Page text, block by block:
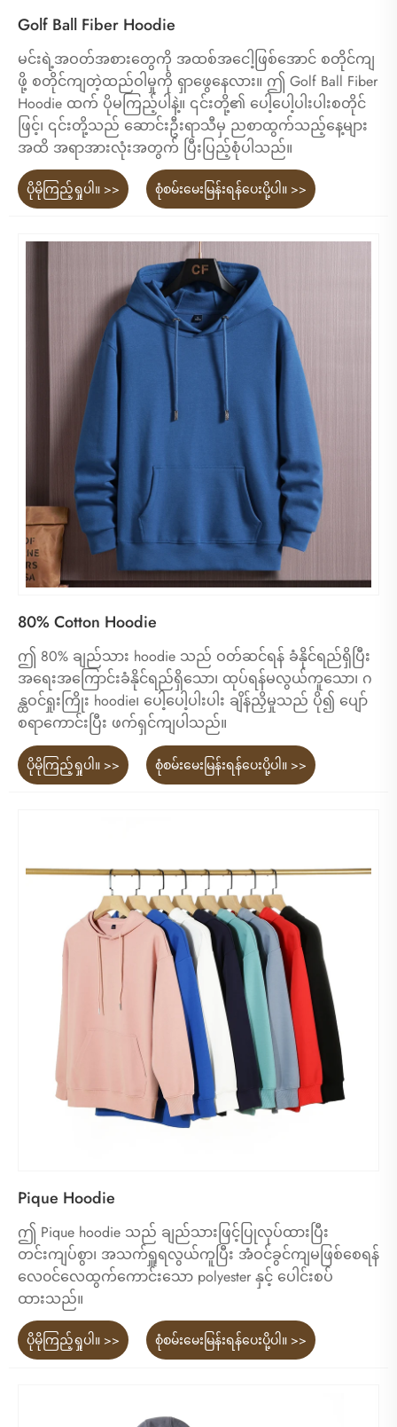
Golf Ball Fiber Hoodie
မင်းရဲ့အဝတ်အစားတွေကို အထစ်အငေါ့ဖြစ်အောင် စတိုင်ကျ
ဖို့ စတိုင်ကျတဲ့ထည်ဝါမှုကို ရှာဖွေနေလား။ ဤ Golf Ball Fiber
Hoodie ထက် ပိုမကြည့်ပါနဲ့။ ၎င်းတို့၏ ပေါ့ပေါ့ပါးပါးစတိုင်
ဖြင့်၊ ၎င်းတို့သည် ဆောင်းဦးရာသီမှ ညစာထွက်သည့်နေ့များ
အထိ အရာအားလုံးအတွက် ပြီးပြည့်စုံပါသည်။
ပိုမိုကြည့်ရှုပါ။ >> စုံစမ်းမေးမြန်းရန်ပေးပို့ပါ။ >>
80% Cotton Hoodie
ဤ 80% ချည်သား hoodie သည် ဝတ်ဆင်ရန် ခံနိုင်ရည်ရှိပြီး
အရေးအကြောင်းခံနိုင်ရည်ရှိသော၊ ထုပ်ရန်မလွယ်ကူသော၊ ဂ
န္ထဝင်ရှုးကြိုး hoodie၊ ပေါ့ပေါ့ပါးပါး ချိန်ညှိမှုသည် ပို၍ ပျော်
စရာကောင်းပြီး ဖက်ရှင်ကျပါသည်။
ပိုမိုကြည့်ရှုပါ။ >> စုံစမ်းမေးမြန်းရန်ပေးပို့ပါ။ >>
Pique Hoodie
ဤ Pique hoodie သည် ချည်သားဖြင့်ပြုလုပ်ထားပြီး
တင်းကျပ်စွာ၊ အသက်ရှူရလွယ်ကူပြီး အံဝင်ခွင်ကျမဖြစ်စေရန်
လေ၀င်လေထွက်ကောင်းသော polyester နှင့် ပေါင်းစပ်
ထားသည်။
ပိုမိုကြည့်ရှုပါ။ >> စုံစမ်းမေးမြန်းရန်ပေးပို့ပါ။ >>